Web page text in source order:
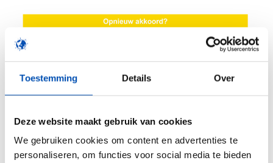
Toestemming Details Over
Deze website maakt gebruik van cookies
We gebruiken cookies om content en advertenties te
personaliseren, om functies voor social media te bieden